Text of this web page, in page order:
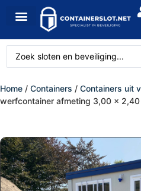
Home / Containers / Containers uit
werfcontainer afmeting 3,00 x 2,40